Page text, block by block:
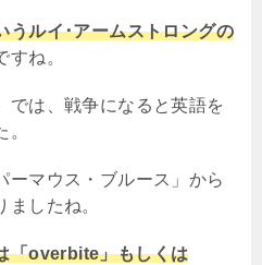
うルイ･アームストロングの
すね。
では、戦争になると英語を
ーマウス・ブルース」から
ましたね。
「overbite」もしくは